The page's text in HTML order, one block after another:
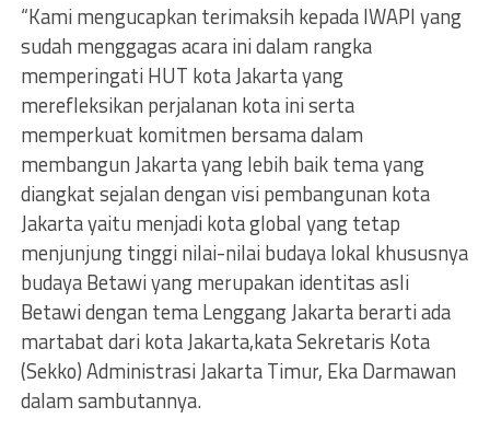
“Kami mengucapkan terimaksih kepada IWAPI yang
sudah menggagas acara ini dalam rangka
memperingati HUT kota Jakarta yang
merefleksikan perjalanan kota ini serta
memperkuat komitmen bersama dalam
membangun Jakarta yang lebih baik tema yang
diangkat sejalan dengan visi pembangunan kota
Jakarta yaitu menjadi kota global yang tetap
menjunjung tinggi nilai-nilai budaya lokal khususnya
budaya Betawi yang merupakan identitas asli
Betawi dengan tema Lenggang Jakarta berarti ada
martabat dari kota Jakarta,kata Sekretaris Kota
(Sekko) Administrasi Jakarta Timur, Eka Darmawan
dalam sambutannya.